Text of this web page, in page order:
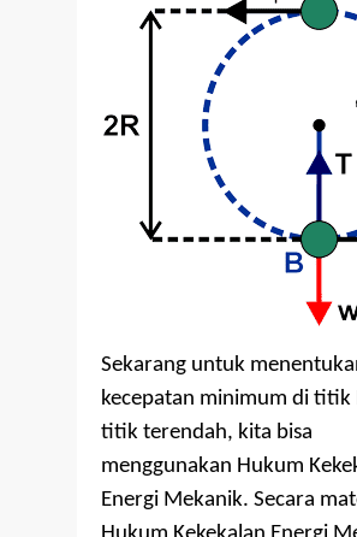
Sekarang untuk
kecepatan minimum di titik
titik terendah, kita bisa
menggunakan Hukum
Energi Mekanik. Secara